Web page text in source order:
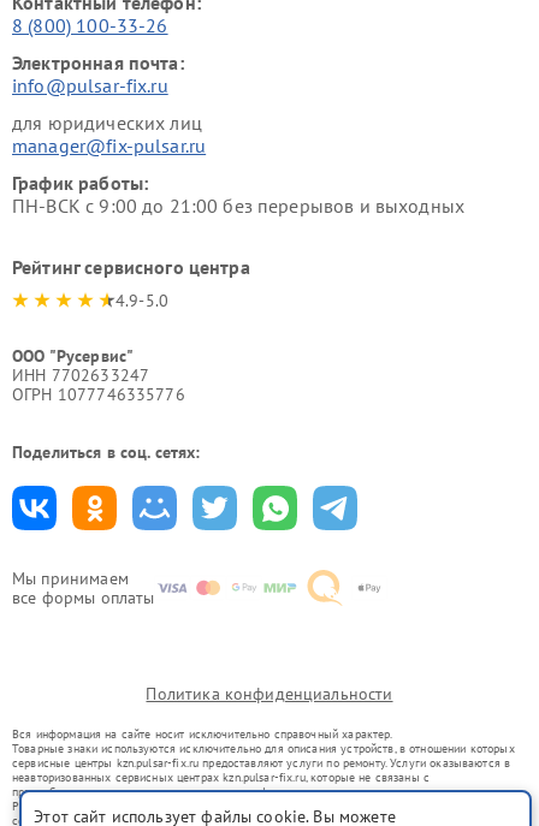
Мы принимаем
все формы оплаты
8 (800) 100-33-26
Электронная почта:
info@pulsar-fix.ru
для юридических лиц
manager@fix-pulsar.ru
График работы:
ПН-ВСК с 9:00 до 21:00 без перерывов и выходных
Рейтинг сервисного центра
4.9-5.0
ООО "Русервис"
ИНН 7702633247
ОГРН 1077746335776
Поделиться в соц. сетях:
Политика конфиденциальности
Вся информация на сайте носит исключительно справочный характер.
Товарные знаки используются исключительно для описания устройств, в отношении которых
сервисные центры kzn.pulsar-fix.ru предоставляют услуги по ремонту. Услуги оказываются в
неавторизованных сервисных центрах kzn.pulsar-fix.ru, которые не связаны с
правообладателями товарных знаков или их официальными представителями.
Ремонт осуществляется для устройств, уже введенных в гражданский оборот в соответствии
со статьей 1487 ГК РФ.
Этот сайт использует файлы cookie. Вы можете